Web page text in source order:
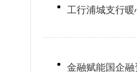
工行浦城支行
金融赋能国企